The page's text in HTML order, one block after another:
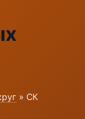
» СК